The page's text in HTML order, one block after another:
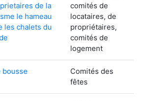
de la
le hameau
les chalets du
comités de
locataires, de
propriétaires,
comités de
logement
bousse
Comités des
fêtes